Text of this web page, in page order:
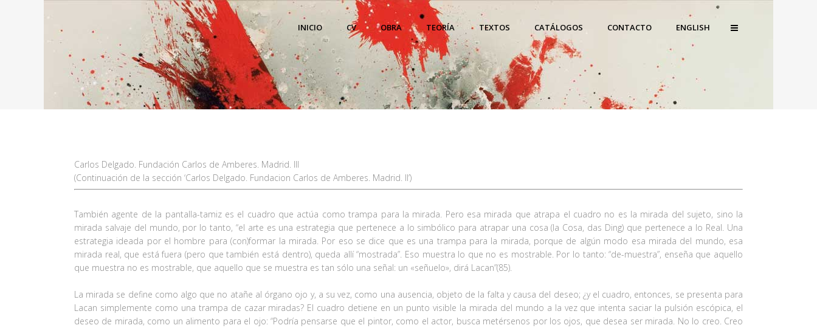
INICIO CV OBRA TEORÍA TEXTOS CATÁLOGOS CONTACTO ENGLISH
Carlos Delgado. Fundación Carlos de Amberes. Madrid. III
(Continuación de la sección ‘Carlos Delgado. Fundacion Carlos de Amberes. Madrid. II’)
También agente de la pantalla-tamiz es el cuadro que actúa como trampa para la mirada. Pero esa mirada que atrapa el cuadro no es la mirada del sujeto, sino la
mirada salvaje del mundo, por lo tanto, “el arte es una estrategia que pertenece a lo simbólico para atrapar una cosa (la Cosa, das Ding) que pertenece a lo Real. Una
estrategia ideada por el hombre para (con)formar la mirada. Por eso se dice que es una trampa para la mirada, porque de algún modo esa mirada del mundo, esa
mirada real, que está fuera (pero que también está dentro), queda allí “mostrada”. Eso muestra lo que no es mostrable. Por lo tanto: “de-muestra”, enseña que aquello
que muestra no es mostrable, que aquello que se muestra es tan sólo una señal: un «señuelo», dirá Lacan”(85).
La mirada se define como algo que no atañe al órgano ojo y, a su vez, como una ausencia, objeto de la falta y causa del deseo; ¿y el cuadro, entonces, se presenta para
Lacan simplemente como una trampa de cazar miradas? El cuadro detiene en un punto visible la mirada del mundo a la vez que intenta saciar la pulsión escópica, el
deseo de mirada, como un alimento para el ojo: “Podría pensarse que el pintor, como el actor, busca metérsenos por los ojos, que desea ser mirada. No lo creo. Creo